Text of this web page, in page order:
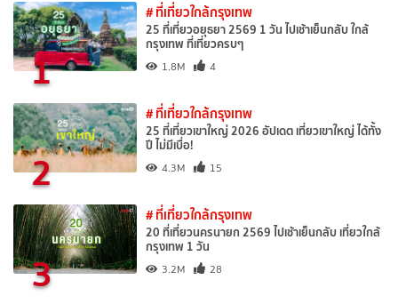
1
# ที่เที่ยวใกล้กรุงเทพ
25 ที่เที่ยวอยุธยา 2569 1 วัน ไปเช้าเย็นกลับ ใกล้
กรุงเทพ ที่เที่ยวครบๆ
1.8M 4
2
# ที่เที่ยวใกล้กรุงเทพ
25 ที่เที่ยวเขาใหญ่ 2026 อัปเดต เที่ยวเขาใหญ่ ได้ทั้ง
ปี ไม่มีเบื่อ!
4.3M 15
3
# ที่เที่ยวใกล้กรุงเทพ
20 ที่เที่ยวนครนายก 2569 ไปเช้าเย็นกลับ เที่ยวใกล้
กรุงเทพ 1 วัน
3.2M 28